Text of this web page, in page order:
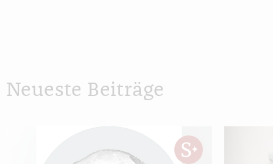
Neueste Beiträge